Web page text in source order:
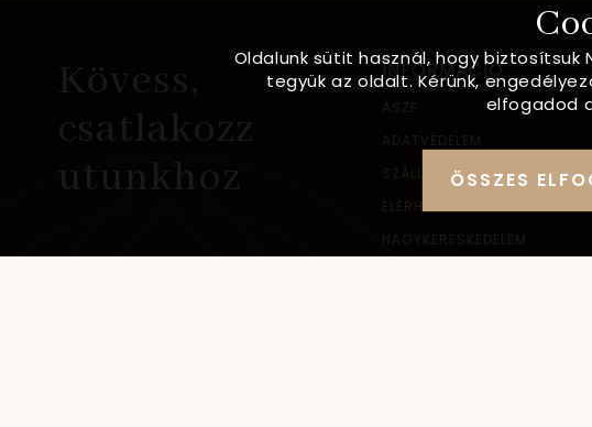
Kövess,
csatlakozz
utunkhoz
INFORMÁCIÓ
ÁSZF
ADATVÉDELEM
SZÁLLÍTÁSI INFORMÁCIÓ
ELÉRHETŐSÉG
NAGYKERESKEDELEM
Oldalunk sütit használ, hogy
tegyük az oldalt. Kérünk,
elfogadod
ÖSSZES